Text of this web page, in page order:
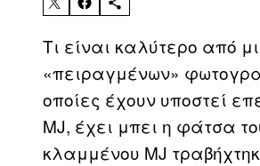
Τι είναι καλύτερο από
«πειραγμένων»
οποίες έχουν υποστεί
MJ, έχει μπει η φάτσα
κλαμμένου MJ